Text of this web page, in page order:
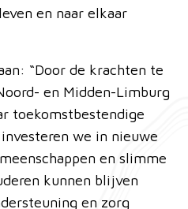
en naar elkaar
“Door de krachten te
en Midden-Limburg
toekomstbestendige
we in nieuwe
en slimme
kunnen blijven
en zorg